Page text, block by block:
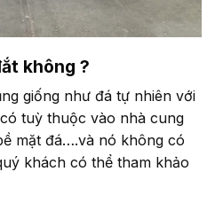
không ?
giống như đá tự nhiên với
tuỳ thuộc vào nhà cung
mặt đá….và nó không có
khách có thể tham khảo